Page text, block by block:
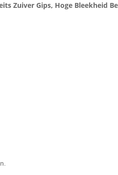
Zuiver Gips, Hoge Bleekheid